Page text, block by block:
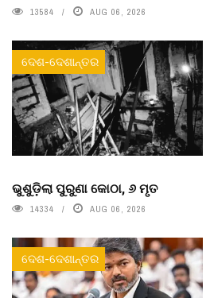
13584 AUG 06, 2026
ଦେଶ-ଦେଶାନ୍ତର
ଭୁଶୁଡ଼ିଲା ପୁରୁଣା କୋଠା, ୬ ମୃତ
14334 AUG 06, 2026
ଦେଶ-ଦେଶାନ୍ତର